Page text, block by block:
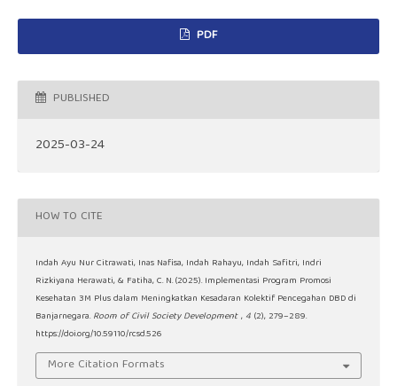
PDF
PUBLISHED
2025-03-24
HOW TO CITE
Indah Ayu Nur Citrawati, Inas Nafisa, Indah Rahayu, Indah Safitri, Indri
Rizkiyana Herawati, & Fatiha, C. N. (2025). Implementasi Program Promosi
Kesehatan 3M Plus dalam Meningkatkan Kesadaran Kolektif Pencegahan DBD di
Banjarnegara. Room of Civil Society Development , 4 (2), 279–289.
https://doi.org/10.59110/rcsd.526
More Citation Formats